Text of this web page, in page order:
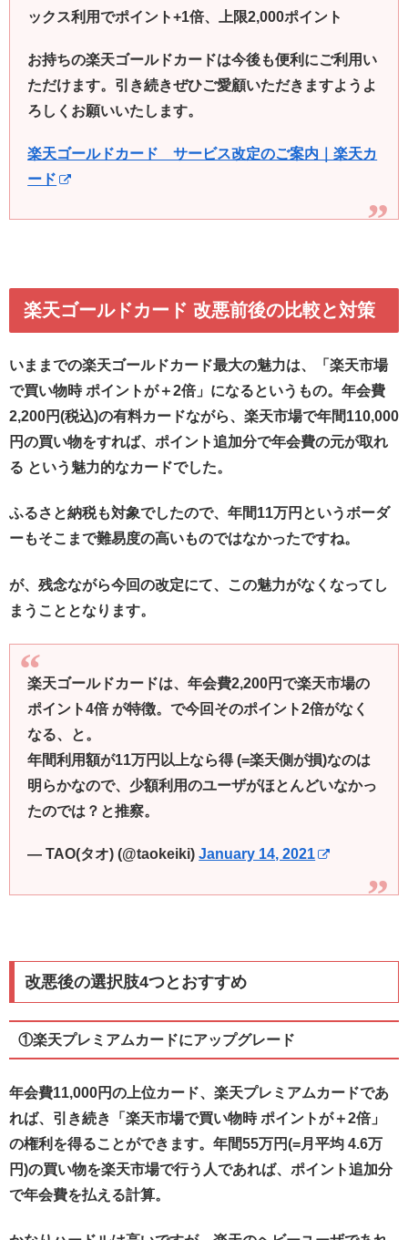
ックス利用でポイント+1倍、上限2,000ポイント
お持ちの楽天ゴールドカードは今後も便利にご利用い
ただけます。引き続きぜひご愛顧いただきますようよ
ろしくお願いいたします。
楽天ゴールドカード サービス改定のご案内｜楽天カ
ード
楽天ゴールドカード 改悪前後の比較と対策
いままでの楽天ゴールドカード最大の魅力は、「楽天市場
で買い物時 ポイントが＋2倍」になるというもの。年会費
2,200円(税込)の有料カードながら、楽天市場で年間110,000
円の買い物をすれば、ポイント追加分で年会費の元が取れ
る という魅力的なカードでした。
ふるさと納税も対象でしたので、年間11万円というボーダ
ーもそこまで難易度の高いものではなかったですね。
が、残念ながら今回の改定にて、この魅力がなくなってし
まうこととなります。
楽天ゴールドカードは、年会費2,200円で楽天市場の
ポイント4倍 が特徴。で今回そのポイント2倍がなく
なる、と。
年間利用額が11万円以上なら得 (=楽天側が損)なのは
明らかなので、少額利用のユーザがほとんどいなかっ
たのでは？と推察。
— TAO(タオ) (@taokeiki)January 14, 2021
改悪後の選択肢4つとおすすめ
①楽天プレミアムカードにアップグレード
年会費11,000円の上位カード、楽天プレミアムカードであ
れば、引き続き「楽天市場で買い物時 ポイントが＋2倍」
の権利を得ることができます。年間55万円(=月平均 4.6万
円)の買い物を楽天市場で行う人であれば、ポイント追加分
で年会費を払える計算。